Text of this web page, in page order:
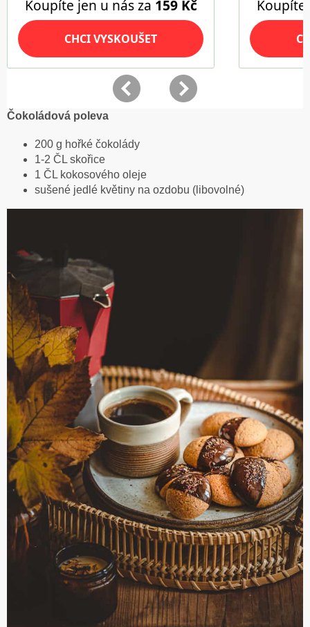
Čokoládová poleva
200 g hořké čokolády
1-2 ČL skořice
1 ČL kokosového oleje
sušené jedlé květiny na ozdobu (libovolné)